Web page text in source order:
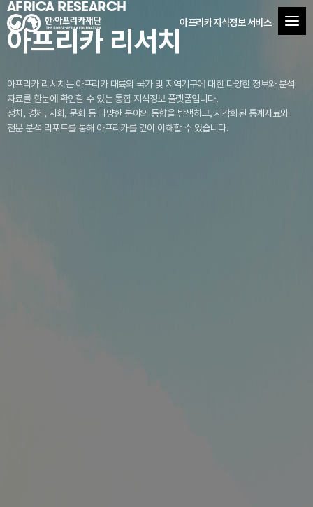
아프리카 지식정보 서비스
AFRICA RESEARCH
아프리카 리서치
아프리카 리서치는 아프리카 대륙의 국가 및 지역기구에 대한 다양한 정보와 분석
자료를 한눈에 확인할 수 있는 통합 지식정보 플랫폼입니다.
정치, 경제, 사회, 문화 등 다양한 분야의 동향을 탐색하고, 시각화된 통계자료와
전문 분석 리포트를 통해 아프리카를 깊이 이해할 수 있습니다.